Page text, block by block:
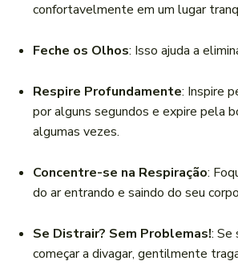
confortavelmente em um lugar
Feche os Olhos: Isso ajuda a
Respire Profundamente: Inspire
por alguns segundos e expire pela
algumas vezes.
Concentre-se na Respiração:
do ar entrando e saindo do seu
Se Distrair? Sem Problemas!: Se
começar a divagar, gentilmente